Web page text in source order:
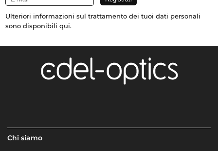
Ulteriori informazioni sul trattamento dei tuoi dati personali
sono disponibili qui.
Chi siamo